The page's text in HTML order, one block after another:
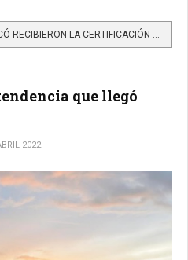
LEER MÁS…7 HOTELES DE JERICÓ RECIBIERON LA CERTIFICACIÓN DEL ICONTEC POR CUMPLIR CON LA NORMA TÉCNICA...
que llegó
2022